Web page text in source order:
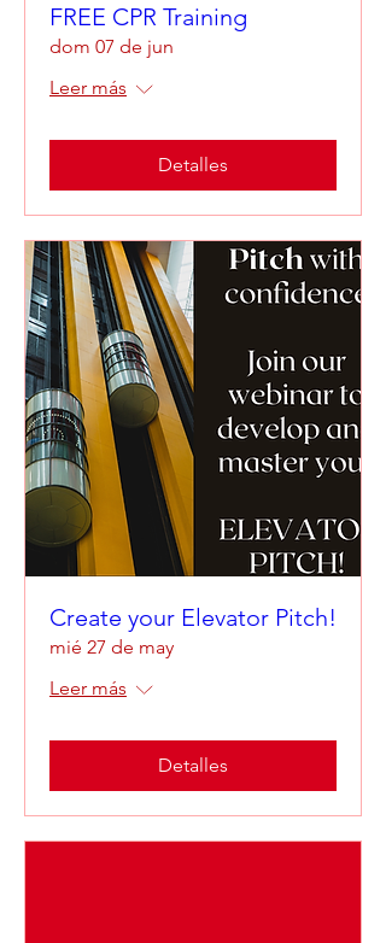
FREE CPR Training
dom 07 de jun
Leer más
Detalles
Create your Elevator Pitch!
mié 27 de may
Leer más
Detalles